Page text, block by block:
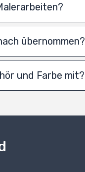
übernommen?
und Farbe mit?